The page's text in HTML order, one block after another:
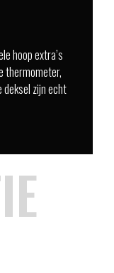
hoop extra’s
thermometer,
zijn echt